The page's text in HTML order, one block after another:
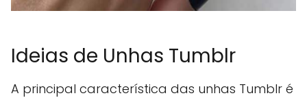
Ideias de Unhas Tumblr
A principal característica das unhas Tumblr é